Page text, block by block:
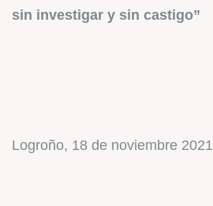
sin investigar y sin castigo”
Logroño, 18 de noviembre 2021